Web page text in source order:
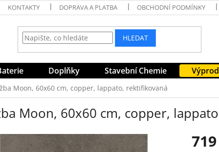
KONTAKTY DOPRAVA A PLATBA OBCHODNÍ PODMÍNKY
HLEDAT
Doplňky Stavební Chemie
Moon, 60x60 cm, copper, lappato, rektifikovaná
Moon, 60x60 cm, copper,